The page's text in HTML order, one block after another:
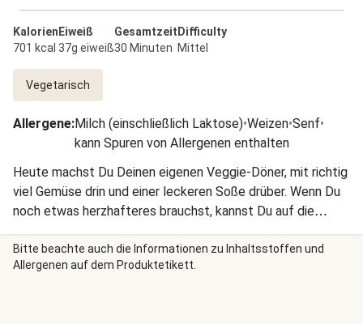
Kalorien
701 kcal
Eiweiß
37g eiweiß
Gesamtzeit
30 Minuten
Difficulty
Mittel
Vegetarisch
Allergene:Milch (einschließlich Laktose)•Weizen•Senf•
kann Spuren von Allergenen enthalten
Heute machst Du Deinen eigenen Veggie-Döner, mit richtig
viel Gemüse drin und einer leckeren Soße drüber. Wenn Du
noch etwas herzhafteres brauchst, kannst Du auf die
Spieße auch Tofuwürfel (natur oder geräuchert) stecken
oder die Füllung um ein paar Bohnen strecken. Guten
Appetit!
Bitte beachte auch die Informationen zu Inhaltsstoffen und
Allergenen auf dem Produktetikett.